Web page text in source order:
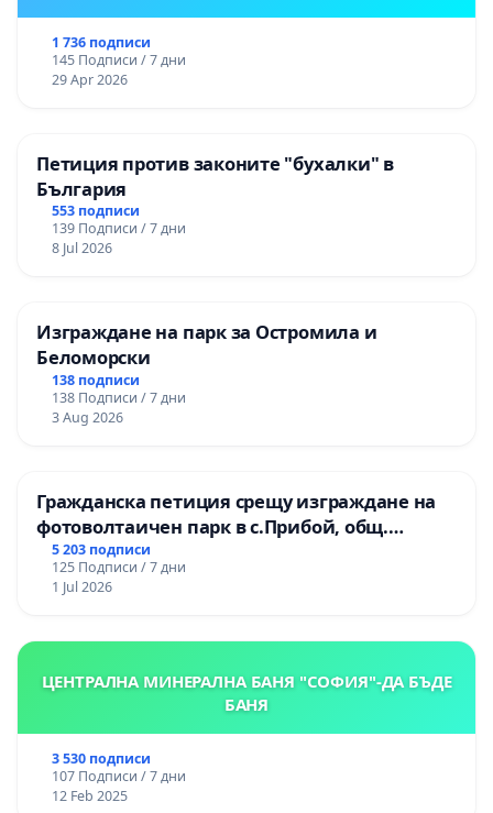
1 736 подписи
145 Подписи / 7 дни
29 Apr 2026
Петиция против законите "бухалки" в
България
553 подписи
139 Подписи / 7 дни
8 Jul 2026
Изграждане на парк за Остромила и
Беломорски
138 подписи
138 Подписи / 7 дни
3 Aug 2026
Гражданска петиция срещу изграждане на
фотоволтаичен парк в с.Прибой, общ.
Радомир
5 203 подписи
125 Подписи / 7 дни
1 Jul 2026
ЦЕНТРАЛНА МИНЕРАЛНА БАНЯ "СОФИЯ"-ДА БЪДЕ
БАНЯ
3 530 подписи
107 Подписи / 7 дни
12 Feb 2025